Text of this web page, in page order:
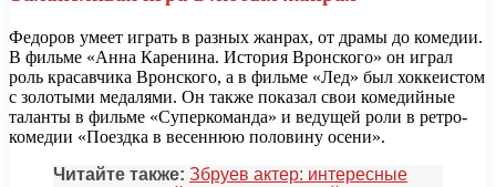
Федоров умеет играть в разных жанрах, от драмы до комедии.
В фильме «Анна Каренина. История Вронского» он играл
роль красавчика Вронского, а в фильме «Лед» был хоккеистом
с золотыми медалями. Он также показал свои комедийные
таланты в фильме «Суперкоманда» и ведущей роли в ретро-
комедии «Поездка в весеннюю половину осени».
Читайте также: Збруев актер: интересные